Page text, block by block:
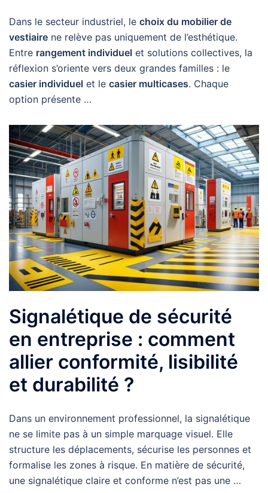
Dans le secteur industriel, le choix du mobilier de
vestiaire ne relève pas uniquement de l’esthétique.
Entre rangement individuel et solutions collectives, la
réflexion s’oriente vers deux grandes familles : le
casier individuel et le casier multicases. Chaque
option présente …
Signalétique de sécurité
en entreprise : comment
allier conformité, lisibilité
et durabilité ?
Dans un environnement professionnel, la signalétique
ne se limite pas à un simple marquage visuel. Elle
structure les déplacements, sécurise les personnes et
formalise les zones à risque. En matière de sécurité,
une signalétique claire et conforme n’est pas une …